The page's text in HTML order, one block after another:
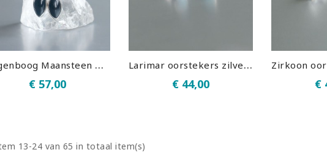
R
egenboog Maansteen & Onyx oorhangers zilver 925 (model E5-008)
€ 57,00
L
arimar oorstekers zilver 925 - 6 mm (model S7-003)
€ 44,00
€
13-24 van 65 in totaal item(s)